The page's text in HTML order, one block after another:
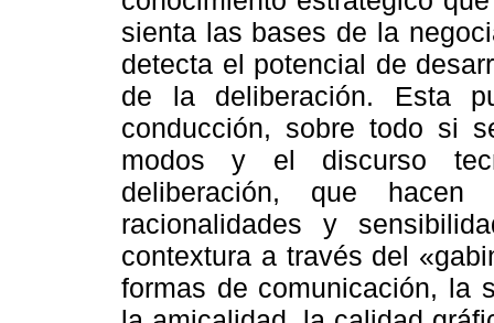
sienta las bases de la
detecta el potencial de
de la deliberación. Esta
conducción, sobre todo si
modos y el discurso
deliberación, que
racionalidades y
contextura a través del
formas de comunicación, la